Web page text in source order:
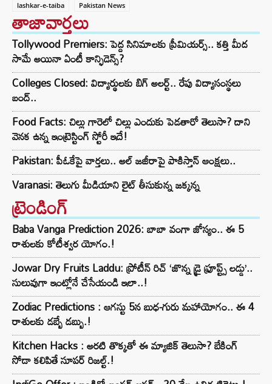
lashkar-e-taiba
Pakistan News
తాజావార్తలు
Tollywood Premiers: పెద్ద సినిమాలకు ప్రీమియర్స్.. కత్తి మీద
సామే అయినా ఏంటీ కాన్ఫిడెన్స్?
Colleges Closed: విద్యార్థులకు బిగ్ అలర్ట్.. రేపు విద్యాసంస్థలు
బంద్..
Food Facts: చిల్లు గారెలో చిల్లు ఎందుకు పెడతారో తెలుసా? దాని
వెనక ఉన్న ఇంట్రెస్టింగ్ స్టోరీ ఇదే!
Pakistan: పీఓకేపై వార్తలు.. అల్ జజీరాపై పాకిస్తాన్ ఆంక్షలు..
Varanasi: తెలుగు మీడియాని లైట్ తీసుకున్న జక్కన్న
ట్రెండింగ్‌
Baba Vanga Prediction 2026: బాబా వంగా జోస్యం.. ఈ 5
రాశులకు కోటీశ్వర యోగం.!
Jowar Dry Fruits Laddu: ప్రోటీన్ రిచ్ ‘జొన్న డ్రై ఫ్రూప్ట్స్ లడ్డు’..
సులువుగా ఇంట్లోనే చేసేయండి ఇలా..!
Zodiac Predictions : ఆగస్టు 5న బుధ-గురు మహాయోగం.. ఈ 4
రాశులకు డబ్బే డబ్బు.!
Kitchen Hacks : అరటి తొక్కతో ఈ మ్యాజిక్ తెలుసా? బేకింగ్
సోడా కలిపితే సూపర్ రిజల్ట్.!